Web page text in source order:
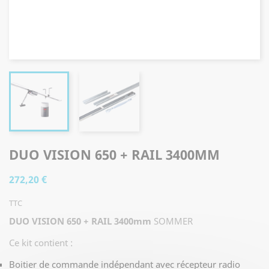
DUO VISION 650 + RAIL 3400MM
272,20 €
TTC
DUO VISION 650 + RAIL 3400mm SOMMER
Ce kit contient :
Boitier de commande indépendant avec récepteur radio